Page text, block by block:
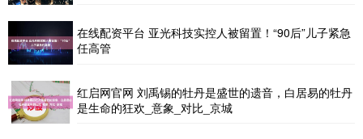
在线配资平台 亚光科技实控人被留置！“90后”儿子紧急
任高管
红启网官网 刘禹锡的牡丹是盛世的遗音，白居易的牡丹
是生命的狂欢_意象_对比_京城